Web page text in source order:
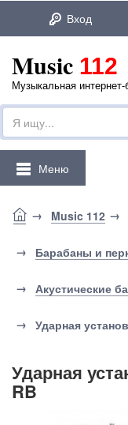
Music 112
Музыкальная
Меню
Music 112
Барабаны и
Акустические
Ударная
Ударная
RB